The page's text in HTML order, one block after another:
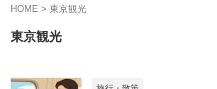
HOME > 東京観光
東京観光